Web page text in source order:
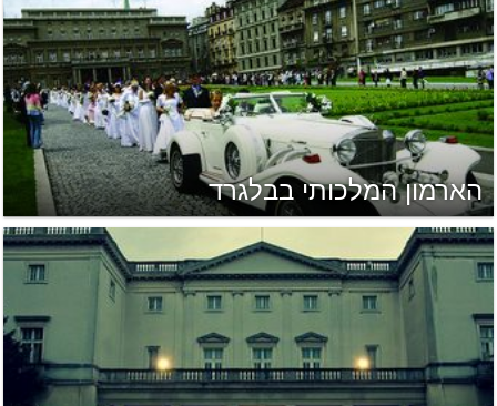
הארמון המלכותי בבלגרד